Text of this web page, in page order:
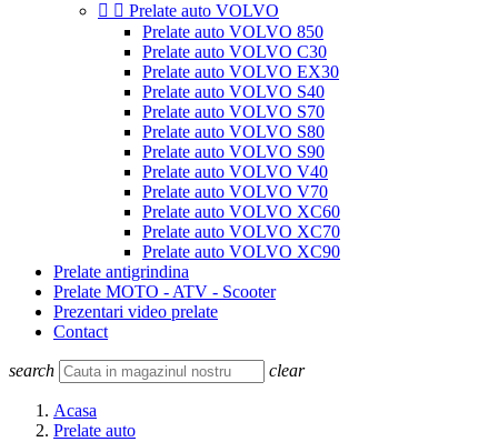
  Prelate auto VOLVO
Prelate auto VOLVO 850
Prelate auto VOLVO C30
Prelate auto VOLVO EX30
Prelate auto VOLVO S40
Prelate auto VOLVO S70
Prelate auto VOLVO S80
Prelate auto VOLVO S90
Prelate auto VOLVO V40
Prelate auto VOLVO V70
Prelate auto VOLVO XC60
Prelate auto VOLVO XC70
Prelate auto VOLVO XC90
Prelate antigrindina
Prelate MOTO - ATV - Scooter
Prezentari video prelate
Contact
search clear
Acasa
Prelate auto